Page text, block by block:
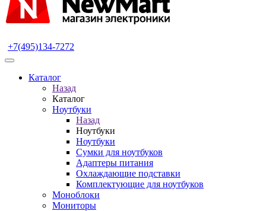
+7(495)134-7272
Каталог
Назад
Каталог
Ноутбуки
Назад
Ноутбуки
Ноутбуки
Сумки для ноутбуков
Адаптеры питания
Охлаждающие подставки
Комплектующие для ноутбуков
Моноблоки
Мониторы